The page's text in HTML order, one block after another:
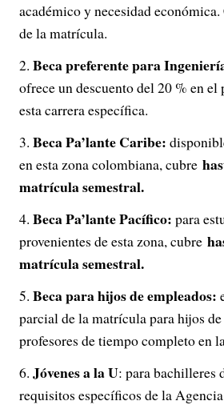
académico y necesidad
de la matrícula.
Beca preferente para
ofrece un descuento del 20 % en el
esta carrera específica.
Beca Pa’lante Caribe:
en esta zona colombiana, cubre
matrícula semestral.
Beca Pa’lante Pacífico: para
provenientes de esta zona, cubre
matrícula semestral.
Beca para hijos de empleados:
parcial de la matrícula para hijos
profesores de tiempo completo en
Jóvenes a la U: para bachilleres
requisitos específicos de la